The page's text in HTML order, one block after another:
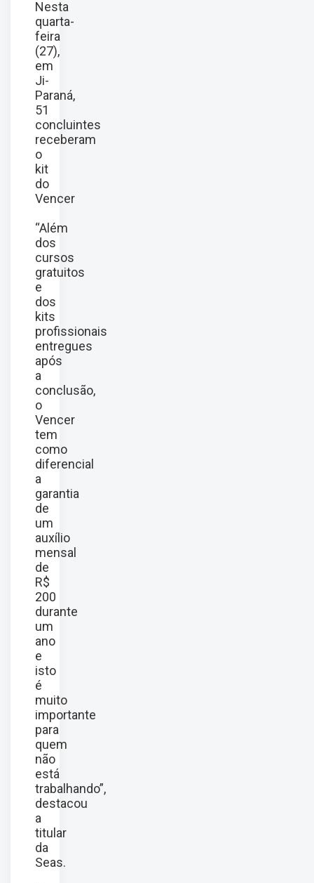
Nesta
quarta-
feira
(27),
em
Ji-
Paraná,
51
concluintes
receberam
o
kit
do
Vencer
“Além
dos
cursos
gratuitos
e
dos
kits
profissionais
entregues
após
a
conclusão,
o
Vencer
tem
como
diferencial
a
garantia
de
um
auxílio
mensal
de
R$
200
durante
um
ano
e
isto
é
muito
importante
para
quem
não
está
trabalhando”,
destacou
a
titular
da
Seas.